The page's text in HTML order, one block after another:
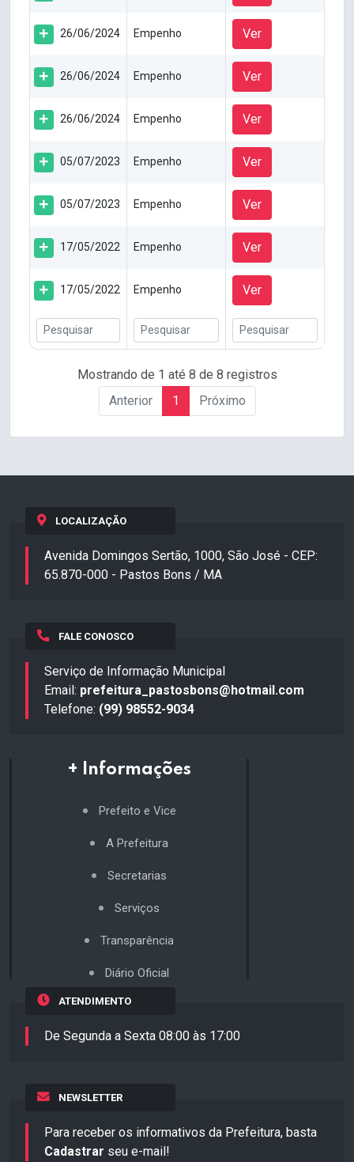
26/06/2024 Empenho Ver
26/06/2024 Empenho Ver
26/06/2024 Empenho Ver
05/07/2023 Empenho Ver
05/07/2023 Empenho Ver
17/05/2022 Empenho Ver
17/05/2022 Empenho Ver
Mostrando de 1 até 8 de 8 registros
Anterior
1 Próximo
LOCALIZAÇÃO
Avenida Domingos Sertão, 1000, São José - CEP:
65.870-000 - Pastos Bons / MA
FALE CONOSCO
Serviço de Informação Municipal
Email: prefeitura_pastosbons@hotmail.com
Telefone: (99) 98552-9034
+ Informações
Prefeito e Vice
A Prefeitura
Secretarias
Serviços
Transparência
Diário Oficial
ATENDIMENTO
De Segunda a Sexta 08:00 às 17:00
NEWSLETTER
Para receber os informativos da Prefeitura, basta
Cadastrar seu e-mail!